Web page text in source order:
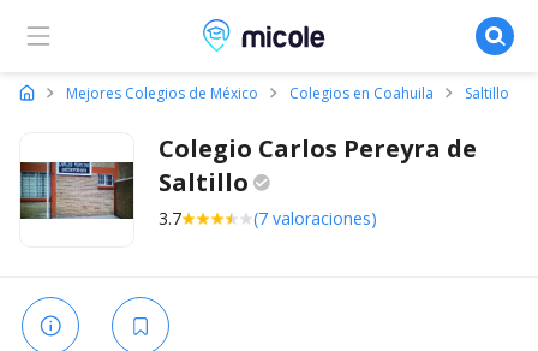
Micole, buscador de colegios
Mejores Colegios de México Colegios en Coahuila Saltillo
Colegio Carlos Pereyra de
Saltillo
3.7 (7 valoraciones)